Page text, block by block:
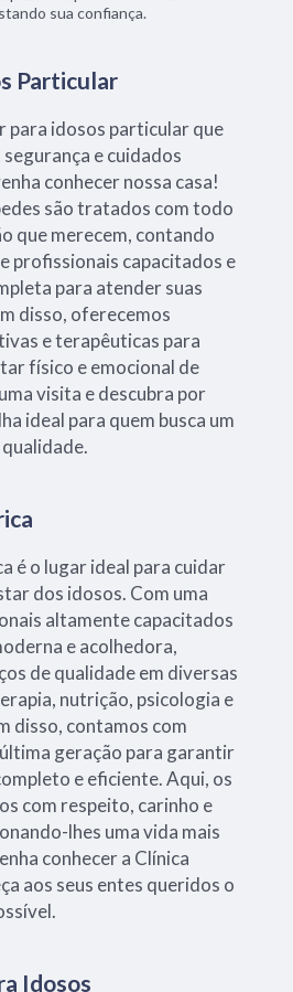
sua confiança.
Particular
para idosos particular que
e cuidados
conhecer nossa casa!
são tratados com todo
que merecem, contando
profissionais capacitados e
para atender suas
disso, oferecemos
e terapêuticas para
físico e emocional de
visita e descubra por
ideal para quem busca um
é o lugar ideal para cuidar
dos idosos. Com uma
altamente capacitados
e acolhedora,
de qualidade em diversas
nutrição, psicologia e
disso, contamos com
geração para garantir
e eficiente. Aqui, os
com respeito, carinho e
lhes uma vida mais
conhecer a Clínica
aos seus entes queridos o
Idosos